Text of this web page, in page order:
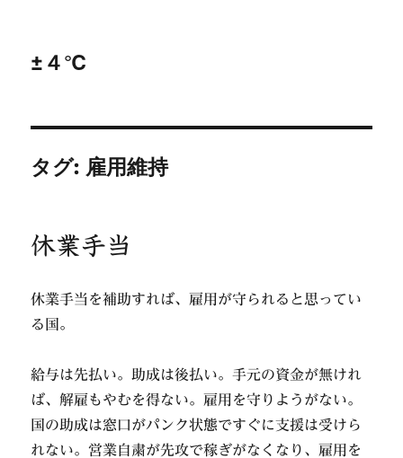
±４℃
タグ: 雇用維持
休業手当
休業手当を補助すれば、雇用が守られると思ってい
る国。
給与は先払い。助成は後払い。手元の資金が無けれ
ば、解雇もやむを得ない。雇用を守りようがない。
国の助成は窓口がパンク状態ですぐに支援は受けら
れない。営業自粛が先攻で稼ぎがなくなり、雇用を